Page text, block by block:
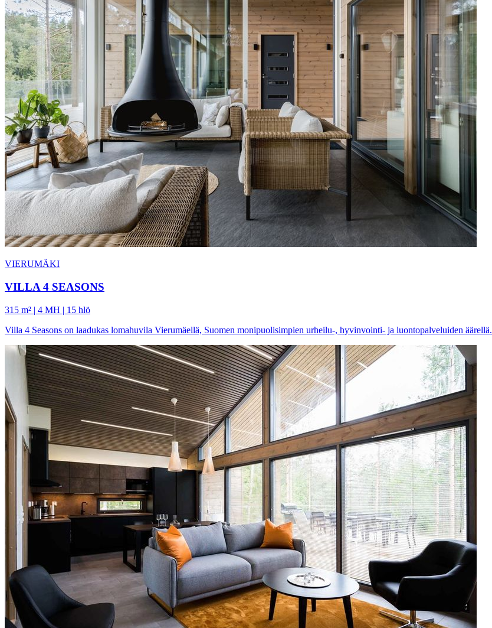
VIERUMÄKI
VILLA 4 SEASONS
315 m² | 4 MH | 15 hlö
Villa 4 Seasons on laadukas lomahuvila Vierumäellä, Suomen monipuolisimpien urheilu-, hyvinvointi- ja luontopalveluiden äärellä.